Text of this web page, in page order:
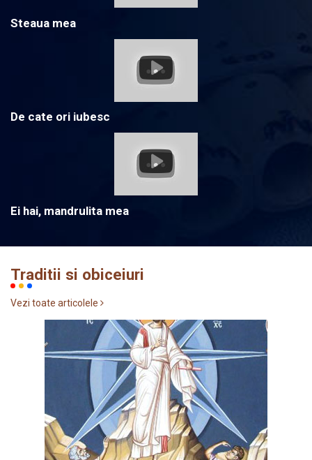
Steaua mea
De cate ori iubesc
Ei hai, mandrulita mea
Traditii si obiceiuri
Vezi toate articolele